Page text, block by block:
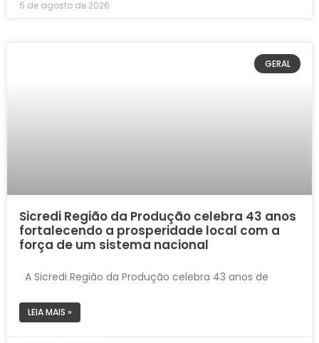
5 de agosto de 2026
GERAL
Sicredi Região da Produção celebra 43 anos
fortalecendo a prosperidade local com a
força de um sistema nacional
A Sicredi Região da Produção celebra 43 anos de
LEIA MAIS »